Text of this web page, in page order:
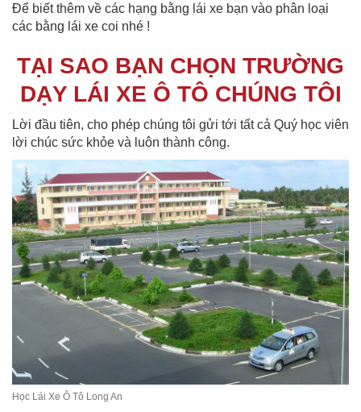
Để biết thêm về các hạng bằng lái xe bạn vào phân loại
các bằng lái xe coi nhé !
TẠI SAO BẠN CHỌN TRƯỜNG
DẠY LÁI XE Ô TÔ CHÚNG TÔI
Lời đầu tiên, cho phép chúng tôi gửi tới tất cả Quý học viên
lời chúc sức khỏe và luôn thành công.
Học Lái Xe Ô Tô Long An